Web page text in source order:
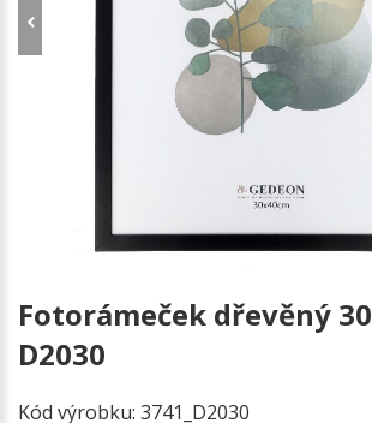
Fotorámeček dřevěný
D2030
Kód výrobku: 3741_D2030